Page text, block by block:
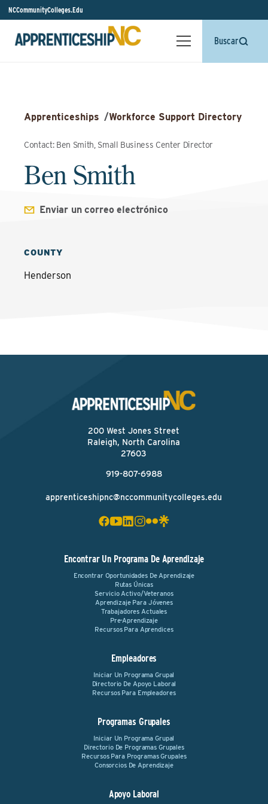
NCCommunityColleges.Edu
Buscar
Apprenticeships /Workforce Support Directory
Contact: Ben Smith, Small Business Center Director
Ben Smith
Enviar un correo electrónico
COUNTY
Henderson
200 West Jones Street
Raleigh, North Carolina
27603
919-807-6988
apprenticeshipnc@nccommunitycolleges.edu
Encontrar Un Programa De Aprendizaje
Encontrar Oportunidades De Aprendizaje
Rutas Únicas
Servicio Activo/Veteranos
Aprendizaje Para Jóvenes
Trabajadores Actuales
Pre-Aprendizaje
Recursos Para Aprendices
Empleadores
Iniciar Un Programa Grupal
Directorio De Apoyo Laboral
Recursos Para Empleadores
Programas Grupales
Iniciar Un Programa Grupal
Directorio De Programas Grupales
Recursos Para Programas Grupales
Consorcios De Aprendizaje
Apoyo Laboral